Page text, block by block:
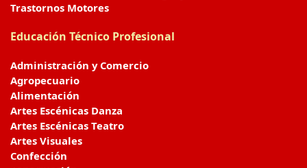
Trastornos Motores
Educación Técnico Profesional
Administración y Comercio
Agropecuario
Alimentación
Artes Escénicas Danza
Artes Escénicas Teatro
Artes Visuales
Confección